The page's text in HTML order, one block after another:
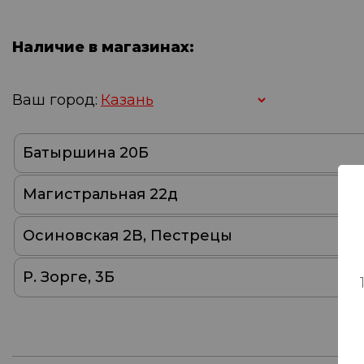
Наличие в магазинах:
Ваш город:
Батыршина 20Б
Магистральная 22д
Осиновская 2В, Пестрецы
Р. Зорге, 3Б